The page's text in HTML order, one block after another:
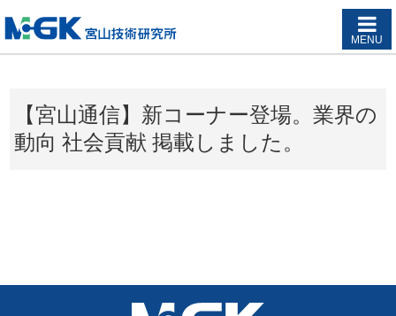
【宮山通信】新コーナー登場。業界の
動向 社会貢献 掲載しました。
MENU